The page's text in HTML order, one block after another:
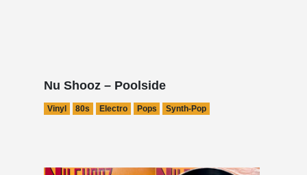
Nu Shooz – Poolside
Vinyl 80s Electro Pops Synth-Pop